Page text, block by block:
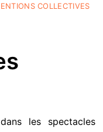
COLLECTIVES
les spectacles